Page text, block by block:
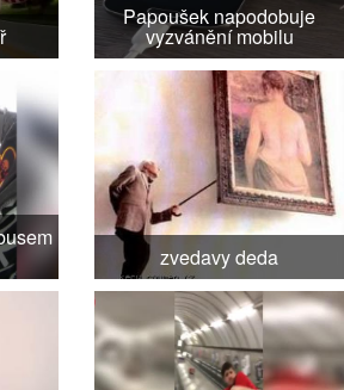
Papoušek napodobuje
vyzvánění mobilu
zvedavy deda